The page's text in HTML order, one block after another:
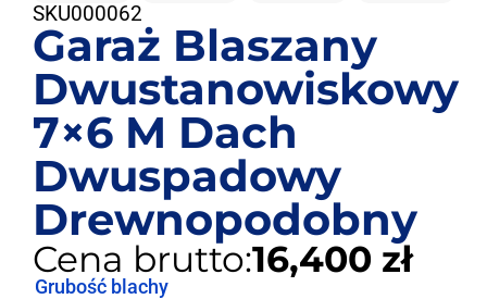
SKU000062
Garaż Blaszany
Dwustanowiskowy
7×6 M Dach
Dwuspadowy
Drewnopodobny
Cena brutto:16,400 zł
Grubość blachy